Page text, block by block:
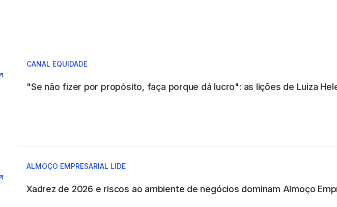
ABIA São Paulo
ACCENTURE Pernambuco
CANAL EQUIDADE
"Se não fizer por propósito, faça porque dá lucro": as lições de Luiza
ALMOÇO EMPRESARIAL LIDE
Xadrez de 2026 e riscos ao ambiente de negócios dominam Almoço